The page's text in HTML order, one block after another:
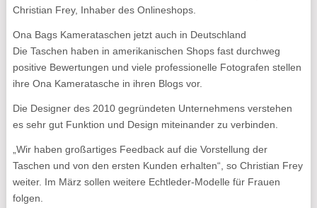
Christian Frey, Inhaber des Onlineshops.
Ona Bags Kamerataschen jetzt auch in Deutschland
Die Taschen haben in amerikanischen Shops fast durchweg
positive Bewertungen und viele professionelle Fotografen stellen
ihre Ona Kameratasche in ihren Blogs vor.
Die Designer des 2010 gegründeten Unternehmens verstehen
es sehr gut Funktion und Design miteinander zu verbinden.
„Wir haben großartiges Feedback auf die Vorstellung der
Taschen und von den ersten Kunden erhalten“, so Christian Frey
weiter. Im März sollen weitere Echtleder-Modelle für Frauen
folgen.